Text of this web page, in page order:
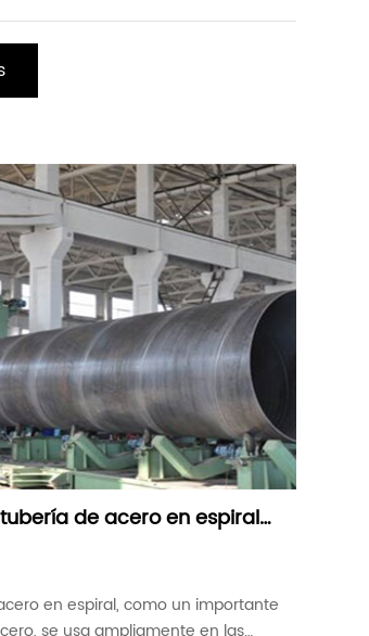
a la oxidación y la decoloración.
la resistencia a la corrosión del acero
de acero en espiral
rendimiento
en espiral, como un importante
se usa ampliamente en las